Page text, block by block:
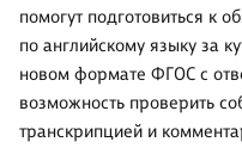
помогут подготовиться к
по английскому языку за
новом формате ФГОС с
возможность проверить
транскрипцией и